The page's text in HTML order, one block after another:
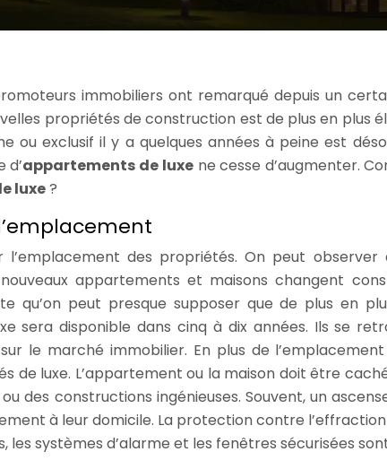
immobiliers ont remarqué depuis un
propriétés de construction est de plus en plus
ou exclusif il y a quelques années à peine est
d’appartements de luxe ne cesse d’augmenter.
luxe?
des propriétés. On peut observer
appartements et maisons changent
qu’on peut presque supposer que de plus en
sera disponible dans cinq à dix années. Ils se
le marché immobilier. En plus de
de luxe. L’appartement ou la maison doit être
des constructions ingénieuses. Souvent, un
à leur domicile. La protection contre
les systèmes d’alarme et les fenêtres sécurisées